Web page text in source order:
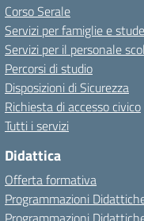
Corso Serale
Servizi per famiglie e
Servizi per il personale
Percorsi di studio
Disposizioni di Sicurezza
Richiesta di accesso civico
Tutti i servizi
Didattica
Offerta formativa
Programmazioni